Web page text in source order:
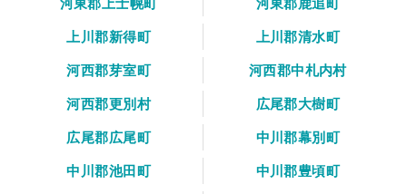
上川郡新得町
上川郡清水町
河西郡芽室町
河西郡中札内村
河西郡更別村
広尾郡大樹町
広尾郡広尾町
中川郡幕別町
中川郡池田町
中川郡豊頃町